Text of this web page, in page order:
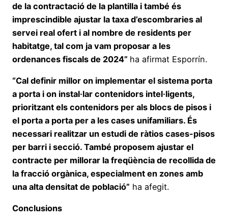
de la contractació de la plantilla i també és
imprescindible ajustar la taxa d’escombraries al
servei real ofert i al nombre de residents per
habitatge, tal com ja vam proposar a les
ordenances fiscals de 2024” ha afirmat Esporrín.
“Cal definir millor on implementar el sistema porta
a porta i on instal·lar contenidors intel·ligents,
prioritzant els contenidors per als blocs de pisos i
el porta a porta per a les cases unifamiliars. És
necessari realitzar un estudi de ràtios cases-pisos
per barri i secció. També proposem ajustar el
contracte per millorar la freqüència de recollida de
la fracció orgànica, especialment en zones amb
una alta densitat de població” ha afegit.
Conclusions